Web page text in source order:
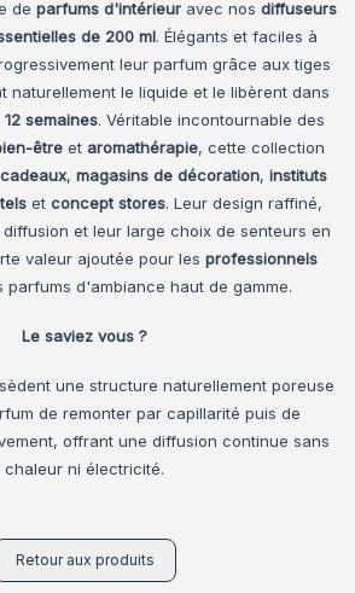
de parfums d'intérieuravec nos diffuseurs
de 200 ml. Élégants et faciles à
leur parfum grâce aux tiges
naturellement le liquide et le libèrent dans
semaines. Véritable incontournable des
être et aromathérapie, cette collection
, magasins de décoration, instituts
et concept stores. Leur design raffiné,
et leur large choix de senteurs en
valeur ajoutée pour les professionnels
d'ambiance haut de gamme.
Le saviez vous ?
une structure naturellement poreuse
de remonter par capillarité puis de
offrant une diffusion continue sans
chaleur ni électricité.
Retour aux produits